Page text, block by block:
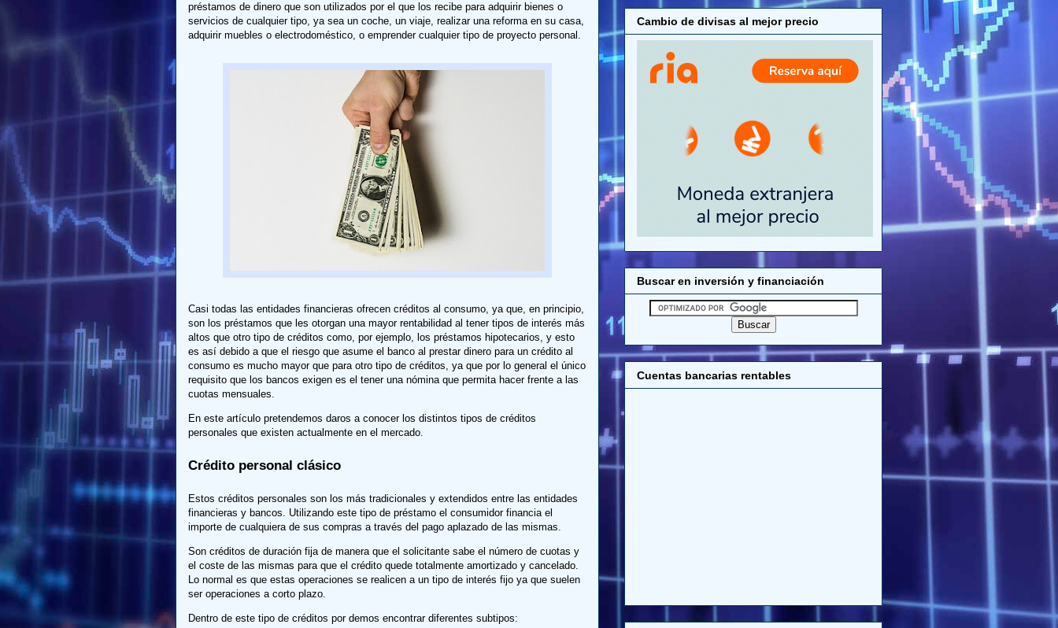
préstamos de dinero que son utilizados por el que los recibe para adquirir bienes o
servicios de cualquier tipo, ya sea un coche, un viaje, realizar una reforma en su casa,
adquirir muebles o electrodoméstico, o emprender cualquier tipo de proyecto personal.
Casi todas las entidades financieras ofrecen créditos al consumo, ya que, en principio,
son los préstamos que les otorgan una mayor rentabilidad al tener tipos de interés más
altos que otro tipo de créditos como, por ejemplo, los préstamos hipotecarios, y esto
es así debido a que el riesgo que asume el banco al prestar dinero para un crédito al
consumo es mucho mayor que para otro tipo de créditos, ya que por lo general el único
requisito que los bancos exigen es el tener una nómina que permita hacer frente a las
cuotas mensuales.
En este artículo pretendemos daros a conocer los distintos tipos de créditos
personales que existen actualmente en el mercado.
Crédito personal clásico
Estos créditos personales son los más tradicionales y extendidos entre las entidades
financieras y bancos. Utilizando este tipo de préstamo el consumidor financia el
importe de cualquiera de sus compras a través del pago aplazado de las mismas.
Son créditos de duración fija de manera que el solicitante sabe el número de cuotas y
el coste de las mismas para que el crédito quede totalmente amortizado y cancelado.
Lo normal es que estas operaciones se realicen a un tipo de interés fijo ya que suelen
ser operaciones a corto plazo.
Dentro de este tipo de créditos por demos encontrar diferentes subtipos:
Cambio de divisas al mejor precio
Buscar en inversión y financiación
Cuentas bancarias rentables